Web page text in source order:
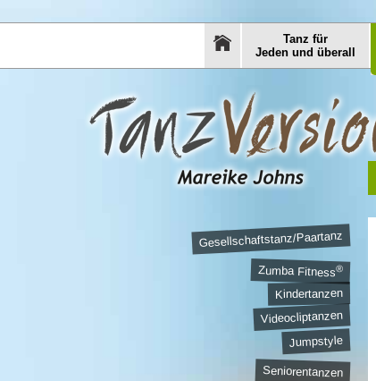
Tanz für
Jeden und überall
Gesellschaftstanz/Paartanz
Zumba Fitness®
Kindertanzen
Videocliptanzen
Jumpstyle
Seniorentanzen